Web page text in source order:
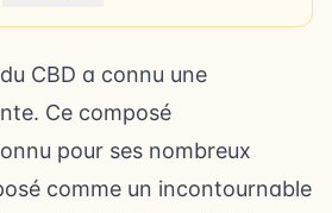
CBD a connu une
Ce composé
pour ses nombreux
comme un incontournable